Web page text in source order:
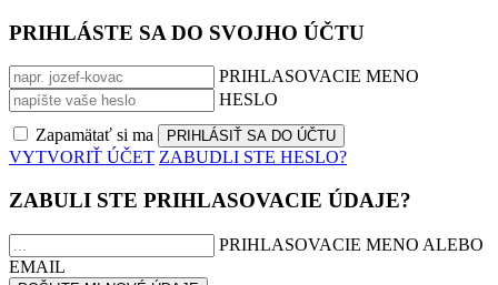
PRIHLÁSTE SA DO SVOJHO ÚČTU
PRIHLASOVACIE MENO
HESLO
Zapamätať si ma
VYTVORIŤ ÚČET ZABUDLI STE HESLO?
ZABULI STE PRIHLASOVACIE ÚDAJE?
PRIHLASOVACIE MENO ALEBO
EMAIL